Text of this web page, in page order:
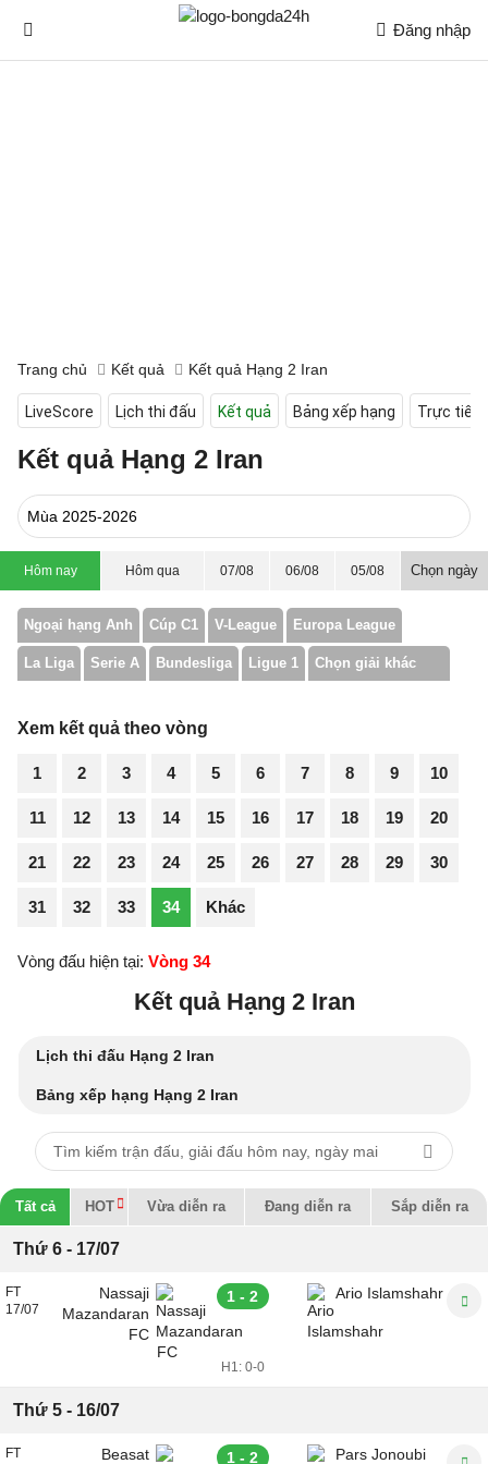
Đăng nhập
Trang chủ Kết quả Kết quả Hạng 2 Iran
LiveScore Lịch thi đấu Kết quả Bảng xếp hạng Trực tiếp
Kết quả Hạng 2 Iran
Hôm nay Hôm qua 07/08 06/08 05/08 Chọn ngày
Ngoại hạng Anh Cúp C1 V-League Europa League
La Liga Serie A Bundesliga Ligue 1 Chọn giải khác
Xem kết quả theo vòng
1 2 3 4 5 6 7 8 9 10
11 12 13 14 15 16 17 18 19 20
21 22 23 24 25 26 27 28 29 30
31 32 33 34 Khác
Vòng đấu hiện tại: Vòng 34
Kết quả Hạng 2 Iran
Lịch thi đấu Hạng 2 Iran
Bảng xếp hạng Hạng 2 Iran
Tất cả HOT Vừa diễn ra Đang diễn ra Sắp diễn ra
Thứ 6 - 17/07
FT
17/07
Nassaji
Mazandaran
FC
1 - 2 Ario Islamshahr
H1: 0-0
Thứ 5 - 16/07
FT
Beasat 1 - 2 Pars Jonoubi